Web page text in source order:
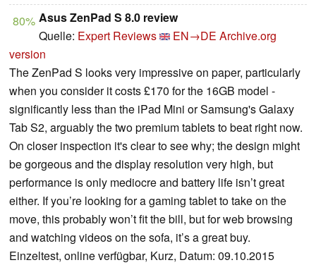
80% Asus ZenPad S 8.0 review
Quelle: Expert Reviews EN→DE Archive.org
version
The ZenPad S looks very impressive on paper, particularly
when you consider it costs £170 for the 16GB model -
significantly less than the iPad Mini or Samsung's Galaxy
Tab S2, arguably the two premium tablets to beat right now.
On closer inspection it's clear to see why; the design might
be gorgeous and the display resolution very high, but
performance is only mediocre and battery life isn’t great
either. If you’re looking for a gaming tablet to take on the
move, this probably won’t fit the bill, but for web browsing
and watching videos on the sofa, it’s a great buy.
Einzeltest, online verfügbar, Kurz, Datum: 09.10.2015